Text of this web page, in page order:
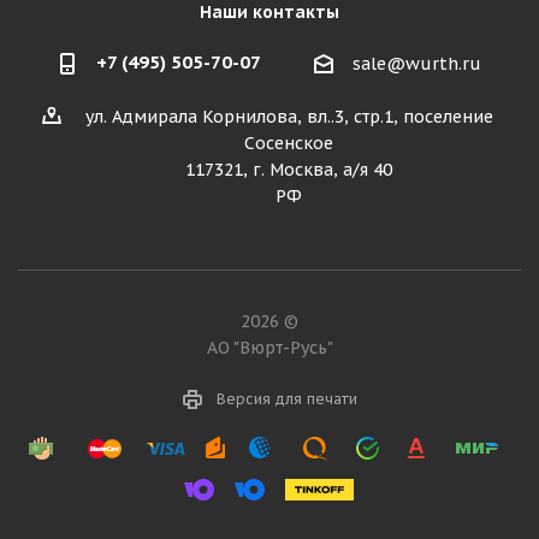
Наши контакты
+7 (495) 505-70-07 sale@wurth.ru
ул. Адмирала Корнилова, вл..3, стр.1, поселение
Сосенское
117321, г. Москва, а/я 40
РФ
2026 ©
АО "Вюрт-Русь"
Версия для печати